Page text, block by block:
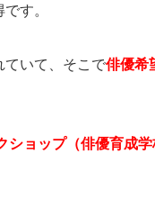
す。
ていて、そこで俳優希
ショップ（俳優育成